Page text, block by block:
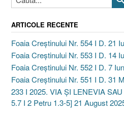
ARTICOLE RECENTE
Foaia Creștinului Nr. 554 I D. 21
Foaia Creștinului Nr. 553 I D. 14
Foaia Creștinului Nr. 552 I D. 7
Foaia Creștinului Nr. 551 I D. 31
233 I 2025. VIA ȘI LENEVIA
5.7 I 2 Petru 1.3-5] 21 August